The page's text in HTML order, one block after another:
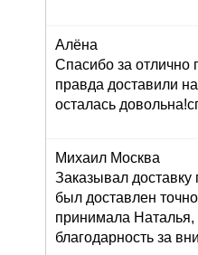
Алёна
Спасибо за отлично
правда доставили
осталась
Михаил Москва
Заказывал
был доставлен
принимала
благодарность за